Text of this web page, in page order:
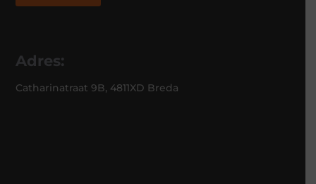
Adres:
Catharinatraat 9B, 4811XD Breda